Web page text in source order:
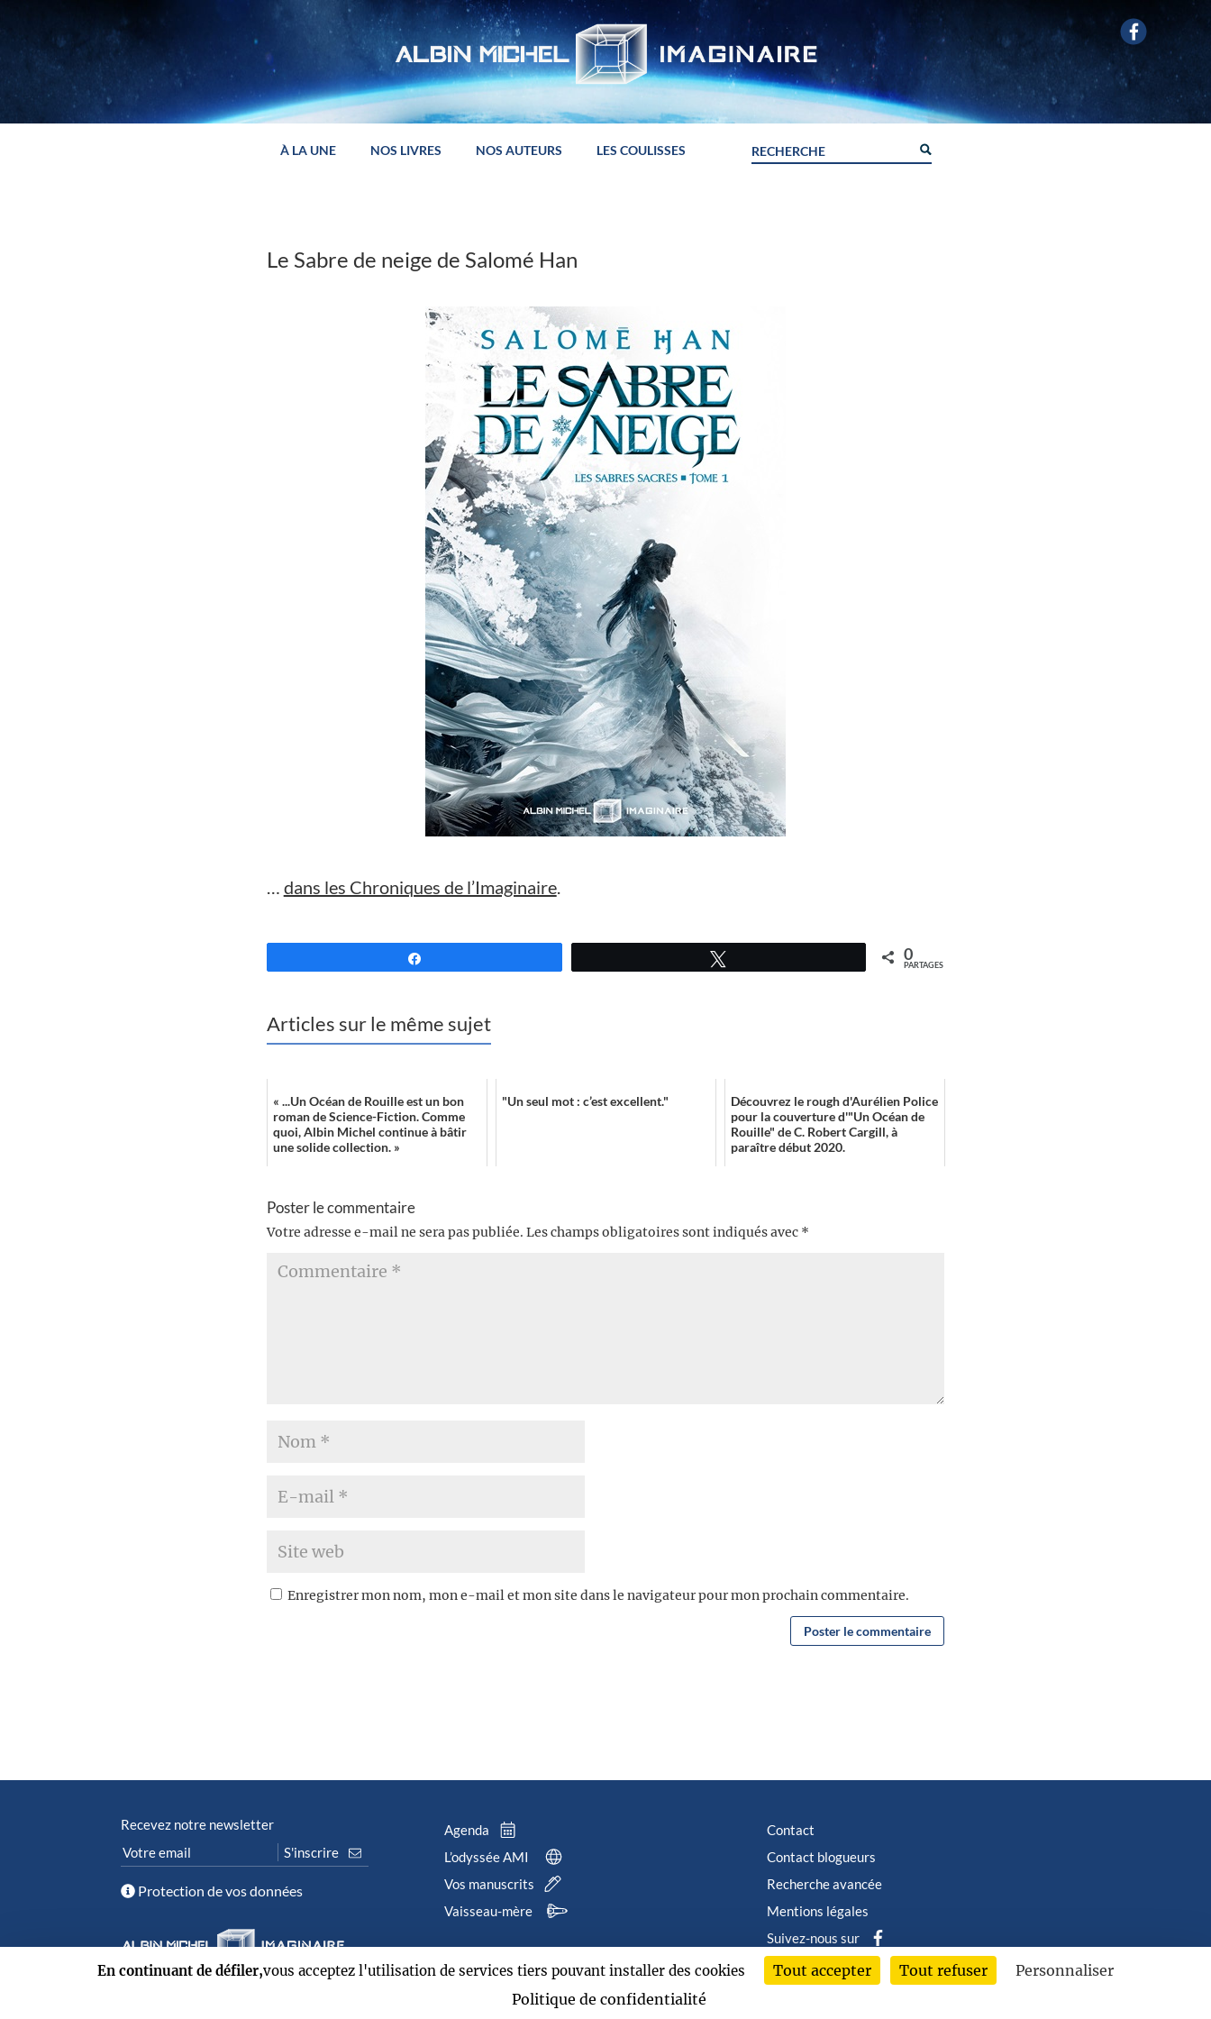
À LA UNE NOS LIVRES NOS AUTEURS LES COULISSES
Le Sabre de neige de Salomé Han
… dans les Chroniques de l’Imaginaire.
0
PARTAGES
Articles sur le même sujet
« ...Un Océan de Rouille est un bon
roman de Science-Fiction. Comme
quoi, Albin Michel continue à bâtir
une solide collection. »
"Un seul mot : c’est excellent."
Découvrez le rough d'Aurélien Police
pour la couverture d'"Un Océan de
Rouille" de C. Robert Cargill, à
paraître début 2020.
Poster le commentaire
Votre adresse e-mail ne sera pas publiée. Les champs obligatoires sont indiqués avec *
Enregistrer mon nom, mon e-mail et mon site dans le navigateur pour mon prochain commentaire.
Recevez notre newsletter
Protection de vos données
Agenda
L’odyssée AMI
Vos manuscrits
Vaisseau-mère
Contact
Contact blogueurs
Recherche avancée
Mentions légales
Suivez-nous sur
2026 © Albin Michel Imaginaire - Tous droits réservés
En continuant de défiler,vous acceptez l'utilisation de services tiers pouvant installer des cookies Tout accepter Tout refuser
Personnaliser
Politique de confidentialité